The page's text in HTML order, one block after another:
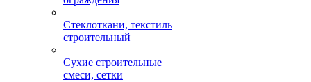
Стеклоткани, текстиль
строительный
Сухие строительные
смеси, сетки